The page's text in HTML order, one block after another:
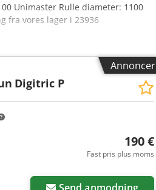
Unimaster Rulle diameter: 1100
fra vores lager i 23936
Annoncer
Digitric P
190 €
Fast pris plus moms